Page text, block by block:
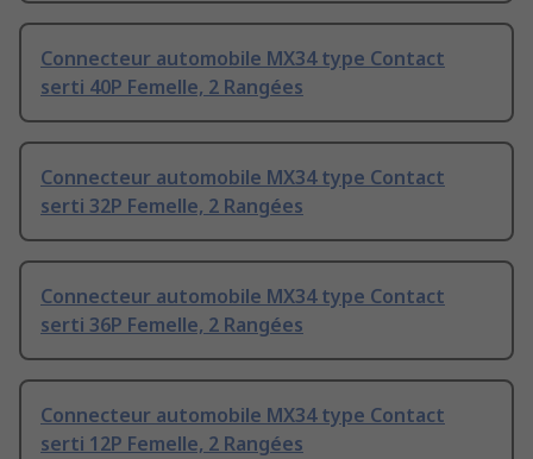
Connecteur automobile MX34 type Contact
serti 40P Femelle, 2 Rangées
Connecteur automobile MX34 type Contact
serti 32P Femelle, 2 Rangées
Connecteur automobile MX34 type Contact
serti 36P Femelle, 2 Rangées
Connecteur automobile MX34 type Contact
serti 12P Femelle, 2 Rangées